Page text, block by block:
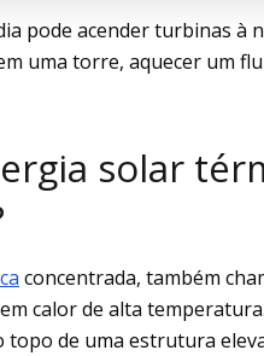
pode acender turbinas à
uma torre, aquecer um
solar
concentrada, também
calor de alta
de uma estrutura